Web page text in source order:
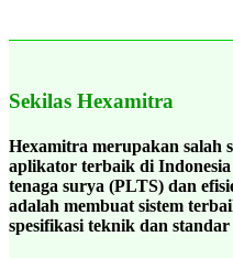
Sekilas Hexamitra
Hexamitra merupakan salah
aplikator terbaik di
tenaga surya (PLTS) dan
adalah membuat sistem
spesifikasi teknik dan standar